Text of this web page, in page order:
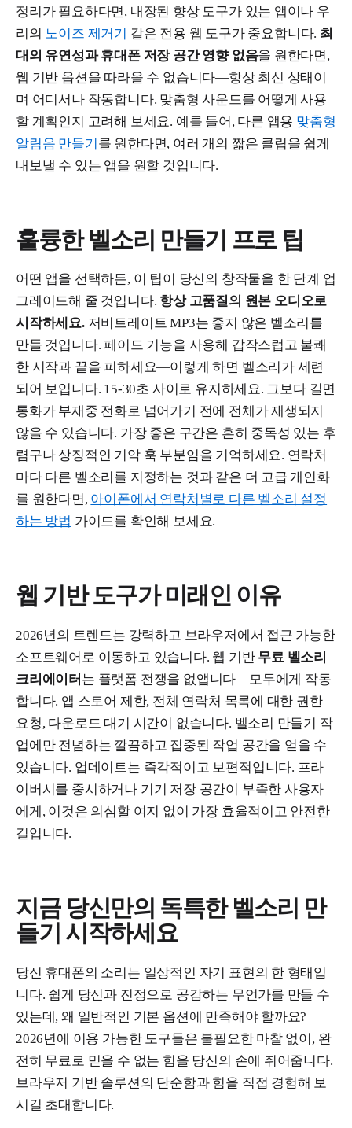
정리가 필요하다면, 내장된 향상 도구가 있는 앱이나 우
리의 노이즈 제거기 같은 전용 웹 도구가 중요합니다. 최
대의 유연성과 휴대폰 저장 공간 영향 없음을 원한다면,
웹 기반 옵션을 따라올 수 없습니다—항상 최신 상태이
며 어디서나 작동합니다. 맞춤형 사운드를 어떻게 사용
할 계획인지 고려해 보세요. 예를 들어, 다른 앱용 맞춤형
알림음 만들기 를 원한다면, 여러 개의 짧은 클립을 쉽게
내보낼 수 있는 앱을 원할 것입니다.
훌륭한 벨소리 만들기 프로 팁
어떤 앱을 선택하든, 이 팁이 당신의 창작물을 한 단계 업
그레이드해 줄 것입니다. 항상 고품질의 원본 오디오로
시작하세요.저비트레이트 MP3는 좋지 않은 벨소리를
만들 것입니다. 페이드 기능을 사용해 갑작스럽고 불쾌
한 시작과 끝을 피하세요—이렇게 하면 벨소리가 세련
되어 보입니다. 15-30초 사이로 유지하세요. 그보다 길면
통화가 부재중 전화로 넘어가기 전에 전체가 재생되지
않을 수 있습니다. 가장 좋은 구간은 흔히 중독성 있는 후
렴구나 상징적인 기악 훅 부분임을 기억하세요. 연락처
마다 다른 벨소리를 지정하는 것과 같은 더 고급 개인화
를 원한다면, 아이폰에서 연락처별로 다른 벨소리 설정
하는 방법 가이드를 확인해 보세요.
웹 기반 도구가 미래인 이유
2026년의 트렌드는 강력하고 브라우저에서 접근 가능한
소프트웨어로 이동하고 있습니다. 웹 기반 무료 벨소리
크리에이터 는 플랫폼 전쟁을 없앱니다—모두에게 작동
합니다. 앱 스토어 제한, 전체 연락처 목록에 대한 권한
요청, 다운로드 대기 시간이 없습니다. 벨소리 만들기 작
업에만 전념하는 깔끔하고 집중된 작업 공간을 얻을 수
있습니다. 업데이트는 즉각적이고 보편적입니다. 프라
이버시를 중시하거나 기기 저장 공간이 부족한 사용자
에게, 이것은 의심할 여지 없이 가장 효율적이고 안전한
길입니다.
지금 당신만의 독특한 벨소리 만
들기 시작하세요
당신 휴대폰의 소리는 일상적인 자기 표현의 한 형태입
니다. 쉽게 당신과 진정으로 공감하는 무언가를 만들 수
있는데, 왜 일반적인 기본 옵션에 만족해야 할까요?
2026년에 이용 가능한 도구들은 불필요한 마찰 없이, 완
전히 무료로 믿을 수 없는 힘을 당신의 손에 쥐어줍니다.
브라우저 기반 솔루션의 단순함과 힘을 직접 경험해 보
시길 초대합니다.